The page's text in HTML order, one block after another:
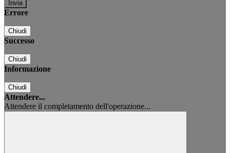
Errore
Chiudi
Successo
Chiudi
Informazione
Chiudi
Attendere...
Attendere il completamento dell'operazione...